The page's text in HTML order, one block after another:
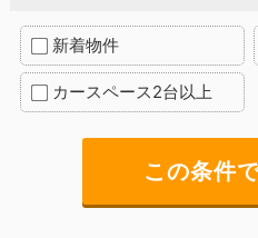
新着物件
カースペース2台以上